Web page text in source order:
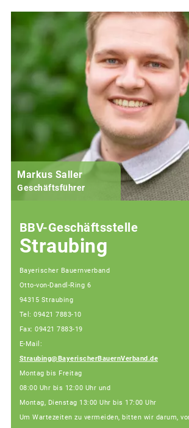
Markus Saller
Geschäftsführer
BBV-Geschäftsstelle
Straubing
Bayerischer Bauernverband
Otto-von-Dandl-Ring 6
94315 Straubing
Tel: 09421 7883-10
Fax: 09421 7883-19
E-Mail:
Straubing@BayerischerBauernVerband.de
Montag bis Freitag
08:00 Uhr bis 12:00 Uhr und
Montag, Dienstag 13:00 Uhr bis 17:00 Uhr
Um Wartezeiten zu vermeiden, bitten wir darum,